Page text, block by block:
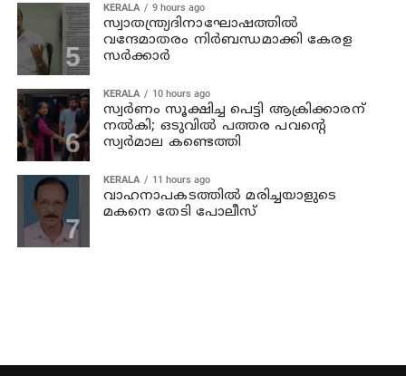
KERALA 9 hours ago
സ്വാതന്ത്ര്യദിനാഘോഷത്തില്‍
വന്ദേമാതരം നിര്‍ബന്ധമാക്കി കേരള
സര്‍ക്കാര്‍
KERALA 10 hours ago
സ്വര്‍ണം സൂക്ഷിച്ച പെട്ടി ആക്രിക്കാരന്
നല്‍കി; ഒടുവില്‍ പത്തര പവന്റെ
സ്വര്‍മാല കണ്ടെത്തി
KERALA 11 hours ago
വാഹനാപകടത്തില്‍ മരിച്ചയാളുടെ
മകനെ തേടി പോലീസ്